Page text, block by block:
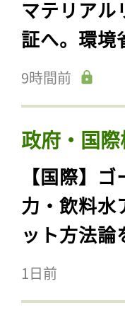
マテリアル
証へ。環境
9時間前
政府・国
【国際】
力・飲料水
ット方法論
1日前